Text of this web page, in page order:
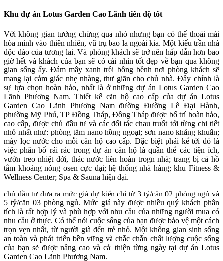
Khu dự án Lotus Garden Cao Lãnh tiến độ tốt
Với không gian tưởng chừng quá nhỏ nhưng bạn có thể thoải mái
hòa mình vào thiên nhiên, vũ trụ bao la ngoài kia. Một kiểu trần nhà
độc đáo của tương lai. Và phòng khách sẽ trở nên hấp dẫn hơn bao
giờ hết và khách của bạn sẽ có cái nhìn tốt đẹp về bạn qua không
gian sống ấy. Đám mây xanh trôi bồng bềnh nơi phòng khách sẽ
mang lại cảm giác nhẹ nhàng, thư giãn cho chủ nhà. Đây chính là
sự lựa chọn hoàn hảo, nhất là ở những dự án Lotus Garden Cao
Lãnh Phương Nam. Thiết kế căn hộ cao cấp của dự án Lotus
Garden Cao Lãnh Phương Nam đường Đường Lê Đại Hành,
phường Mỹ Phú, TP Đồng Tháp, Đồng Tháp được bố trí hoàn hảo,
cao cấp, được chủ đầu tư và các đối tác chau truốt tới từng chi tiết
nhỏ nhất như: phòng tắm nano hồng ngoại; sơn nano kháng khuẩn;
máy lọc nước cho mỗi căn hộ cao cấp. Đặc biệt phải kể tới đó là
việc phân bố rải rác trong dự án căn hộ là quần thể các tiện ích,
vườn treo nhiệt đới, thác nước liên hoàn trogn nhà; trang bị cả hồ
tắm khoáng nóng osen cực đại; hệ thống nhà hàng; khu Fitness &
Wellness Center; Spa & Sauna hiện đại.
chủ đầu tư đưa ra mức giá dự kiến chỉ từ 3 tỷ/căn 02 phòng ngủ và
5 tỷ/căn 03 phòng ngủ. Mức giá này được nhiều quý khách phân
tích là rất hợp lý và phù hợp với nhu cầu của những người mua có
nhu cầu ở thực. Có thể nói cuộc sống của bạn được bảo vệ một cách
trọn vẹn nhất, từ người già đến trẻ nhỏ. Một không gian sinh sống
an toàn và phát triển bền vững và chắc chắn chất lượng cuộc sống
của bạn sẽ được nâng cao và cải thiện từng ngày tại dự án Lotus
Garden Cao Lãnh Phương Nam.